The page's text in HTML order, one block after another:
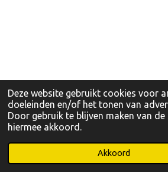
Deze website gebruikt cookies voor
doeleinden en/of het tonen van
Door gebruik te blijven maken van de
hiermee akkoord.
Akkoord
© 2026 Leonidas Martens Opglabbeek en